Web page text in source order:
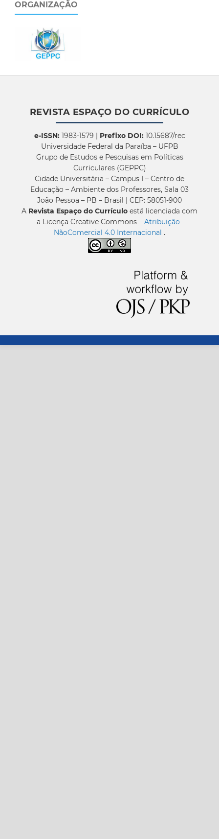
ORGANIZAÇÃO
REVISTA ESPAÇO DO CURRÍCULO
e-ISSN:1983-1579 | Prefixo DOI:10.15687/rec
Universidade Federal da Paraíba – UFPB
Grupo de Estudos e Pesquisas em Políticas
Curriculares (GEPPC)
Cidade Universitária – Campus I – Centro de
Educação – Ambiente dos Professores, Sala 03
João Pessoa – PB – Brasil | CEP: 58051-900
A Revista Espaço do Currículo está licenciada com
a Licença Creative Commons – Atribuição-
NãoComercial 4.0 Internacional .